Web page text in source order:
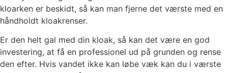
kloarken er beskidt, så kan man fjerne det værste med en
håndholdt kloakrenser.
Er den helt gal med din kloak, så kan det være en god
investering, at få en professionel ud på grunden og rense
den efter. Hvis vandet ikke kan løbe væk kan du i værste